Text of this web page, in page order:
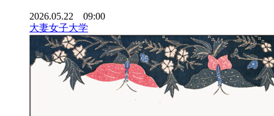
2026.05.22 09:00
大妻女子大学